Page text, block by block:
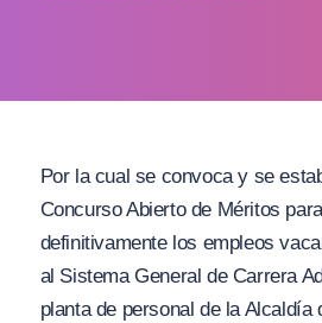
Por la cual se convoca y se
Concurso Abierto de Méritos
definitivamente los empleos
al Sistema General de Carrera
planta de personal de la Alcaldía